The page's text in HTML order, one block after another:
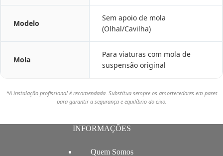
Modelo
Sem apoio de mola
(Olhal/Cavilha)
Mola
Para viaturas com mola de
suspensão original
*A instalação profissional é recomendada. Substitua sempre os amortecedores em pares
para garantir a segurança e equilíbrio do eixo.
INFORMAÇÕES
Quem Somos